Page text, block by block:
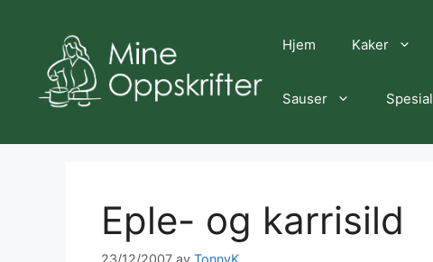
Hjem Kaker
Sauser Spesial
Eple- og karrisild